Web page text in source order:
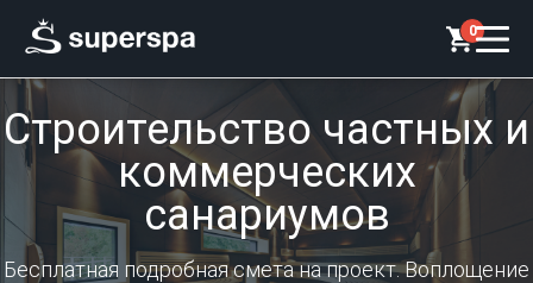
0
Строительство частных и
коммерческих
санариумов
Бесплатная подробная смета на проект. Воплощение